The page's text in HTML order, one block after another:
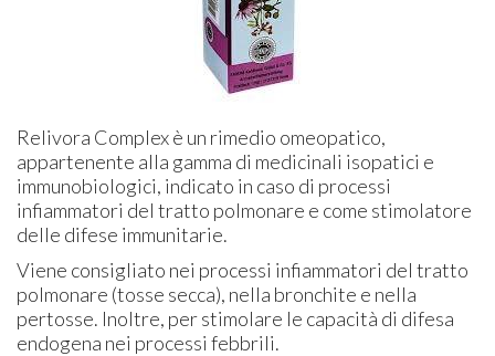
Relivora Complex è un rimedio omeopatico,
appartenente alla gamma di medicinali isopatici e
immunobiologici, indicato in caso di processi
infiammatori del tratto polmonare e come stimolatore
delle difese immunitarie.
Viene consigliato nei processi infiammatori del tratto
polmonare (tosse secca), nella bronchite e nella
pertosse. Inoltre, per stimolare le capacità di difesa
endogena nei processi febbrili.